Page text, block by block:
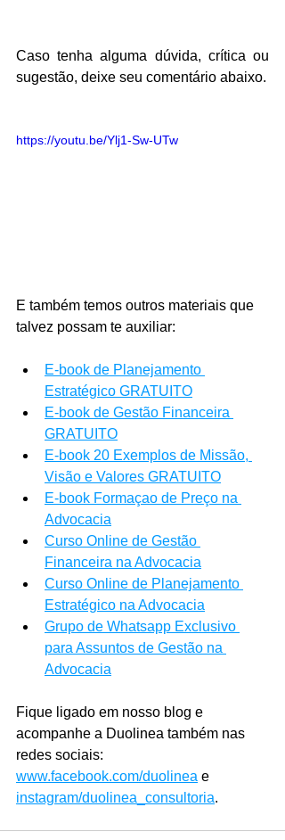
Caso tenha alguma dúvida, crítica ou
sugestão, deixe seu comentário abaixo.
https://youtu.be/Ylj1-Sw-UTw
E também temos outros materiais que
talvez possam te auxiliar:
E-book de Planejamento
Estratégico GRATUITO
E-book de Gestão Financeira
GRATUITO
E-book 20 Exemplos de Missão,
Visão e Valores GRATUITO
E-book Formaçao de Preço na
Advocacia
Curso Online de Gestão
Financeira na Advocacia
Curso Online de Planejamento
Estratégico na Advocacia
Grupo de Whatsapp Exclusivo
para Assuntos de Gestão na
Advocacia
Fique ligado em nosso blog e
acompanhe a Duolinea também nas
redes sociais:
www.facebook.com/duolinea e
instagram/duolinea_consultoria.